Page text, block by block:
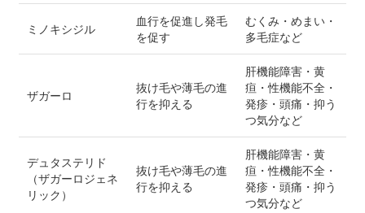
ミノキシジル
血行を促進し発毛
を促す
むくみ・めまい・
多毛症など
ザガーロ
抜け毛や薄毛の進
行を抑える
肝機能障害・黄
疸・性機能不全・
発疹・頭痛・抑う
つ気分など
デュタステリド
（ザガーロジェネ
リック）
抜け毛や薄毛の進
行を抑える
肝機能障害・黄
疸・性機能不全・
発疹・頭痛・抑う
つ気分など